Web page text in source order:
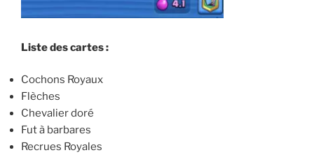
Liste des cartes :
Cochons Royaux
Flèches
Chevalier doré
Fut à barbares
Recrues Royales